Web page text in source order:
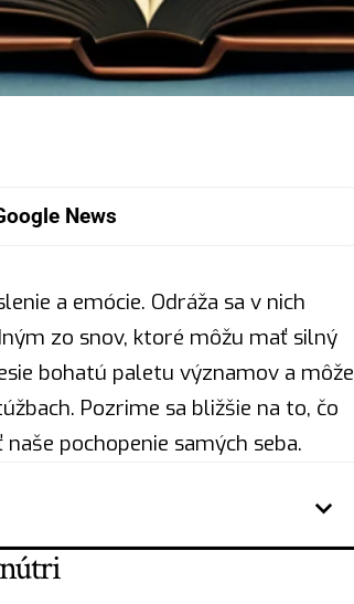
News
a emócie. Odráža sa v nich
zo snov, ktoré môžu mať silný
bohatú paletu významov a môže
Pozrime sa bližšie na to, čo
pochopenie samých seba.